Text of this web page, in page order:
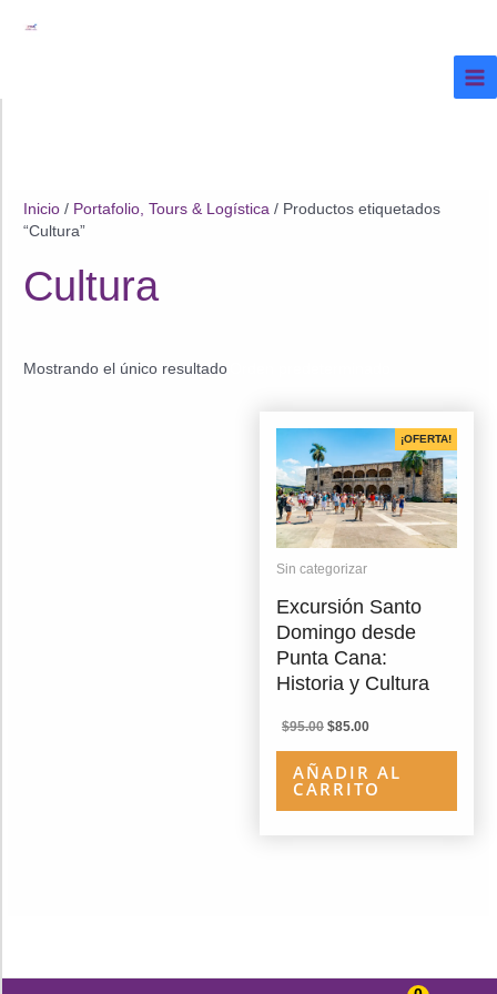
Inicio / Portafolio, Tours & Logística / Productos etiquetados
“Cultura”
Cultura
Mostrando el único resultado
¡OFERTA!
Sin categorizar
Excursión Santo
Domingo desde
Punta Cana:
Historia y Cultura
$95.00 El
era:
$95.00.
$85.00El
es:
$85.00.
AÑADIR AL
CARRITO